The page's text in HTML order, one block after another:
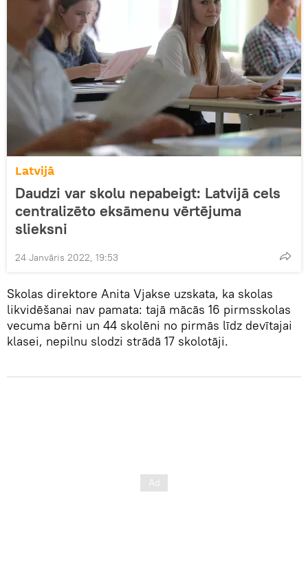
Latvijā
Daudzi var skolu nepabeigt: Latvijā cels
centralizēto eksāmenu vērtējuma
slieksni
24 Janvāris 2022, 19:53
Skolas direktore Anita Vjakse uzskata, ka skolas
likvidēšanai nav pamata: tajā mācās 16 pirmsskolas
vecuma bērni un 44 skolēni no pirmās līdz devītajai
klasei, nepilnu slodzi strādā 17 skolotāji.